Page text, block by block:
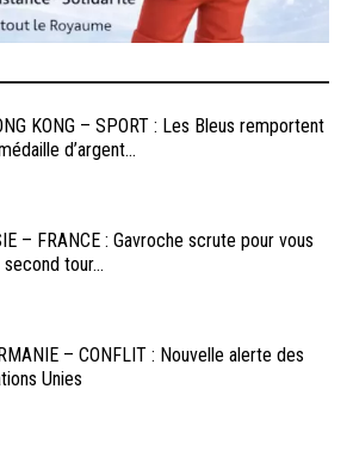
KONG – SPORT : Les Bleus remportent
d’argent...
– FRANCE : Gavroche scrute pour vous
tour...
– CONFLIT : Nouvelle alerte des
Unies